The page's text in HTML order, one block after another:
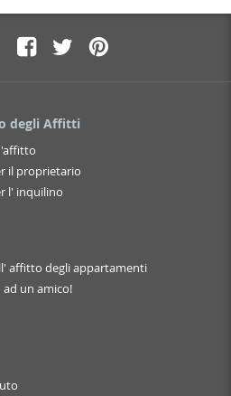
degli Affitti
il proprietario
l' inquilino
affitto degli appartamenti
un amico!